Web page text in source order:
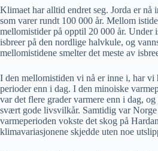
Klimaet har alltid endret seg. Jorda er nå
som varer rundt 100 000 år. Mellom
mellomistider på opptil 20 000 år. Under
isbreer på den nordlige halvkule, og
mellomistidene smelter det meste av
I den mellomistiden vi nå er inne i, har vi
perioder enn i dag. I den minoiske
var det flere grader varmere enn i dag,
svært gode livsvilkår. Samtidig var
varmeperioden vokste det skog på
klimavariasjonene skjedde uten noe